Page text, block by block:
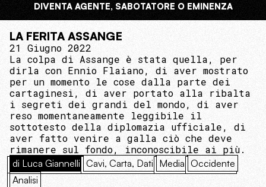
DIVENTA AGENTE, SABOTATORE O EMINENZA
LA FERITA ASSANGE
21 Giugno 2022
La colpa di Assange è stata quella, per
dirla con Ennio Flaiano, di aver mostrato
per un momento le cose dalla parte dei
cartaginesi, di aver portato alla ribalta
i segreti dei grandi del mondo, di aver
reso momentaneamente leggibile il
sottotesto della diplomazia ufficiale, di
aver fatto venire a galla ciò che deve
rimanere sul fondo, inconoscibile ai più.
di Luca Giannelli Cavi, Carta, Dati Media Occidente
Analisi